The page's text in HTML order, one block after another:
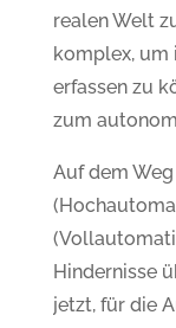
realen Welt
komplex, um
erfassen zu
zum
Auf dem
Hindernisse
jetzt, für die